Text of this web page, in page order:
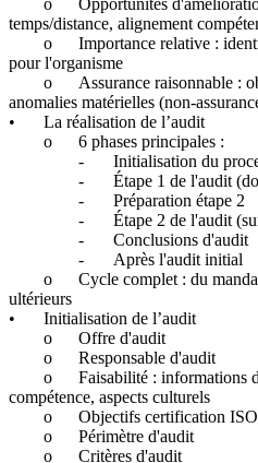
o
Opportunités
temps/distance, alignement
o
Importance relative :
pour l'organisme
o
Assurance raisonnable :
anomalies matérielles (non-
•
La réalisation de l’audit
o
6 phases principales :
-
Initialisation du
-
Étape 1 de l'audit
-
Préparation étape 2
-
Étape 2 de l'audit
-
Conclusions d'audit
-
Après l'audit initial
o
Cycle complet : du
ultérieurs
•
Initialisation de l’audit
o
Offre d'audit
o
Responsable d'audit
o
Faisabilité : informations
compétence, aspects culturels
o
Objectifs certification
o
Périmètre d'audit
o
Critères d'audit